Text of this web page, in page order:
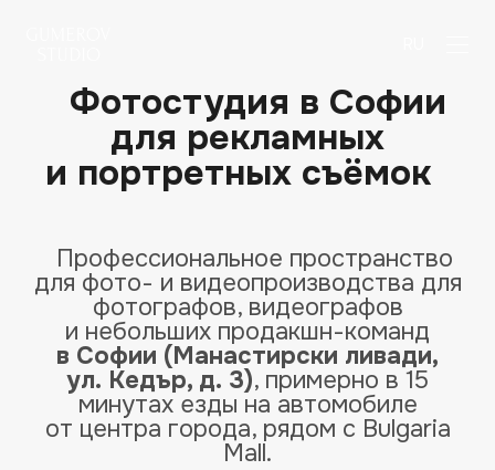
Фотостудия в Софии
для рекламных
и портретных съёмок
Профессиональное пространство
для фото- и видеопроизводства для
фотографов, видеографов
и небольших продакшн-команд
в Софии (Манастирски ливади,
ул. Кедър, д. 3), примерно в 15
минутах езды на автомобиле
от центра города, рядом с Bulgaria
Mall.